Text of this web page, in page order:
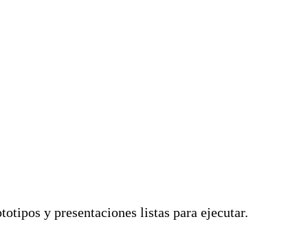
y presentaciones listas para ejecutar.